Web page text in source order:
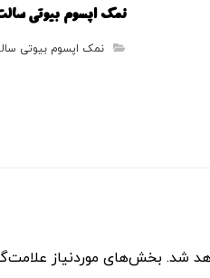
نمک اپسوم بیوتی
نمک اپسوم بیوتی
شد. بخش‌های موردنیاز